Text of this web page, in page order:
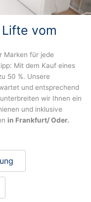
vom
Marken für jede
Mit dem Kauf eines
50 %. Unsere
und entsprechend
wir Ihnen ein
und inklusive
in Frankfurt/ Oder.